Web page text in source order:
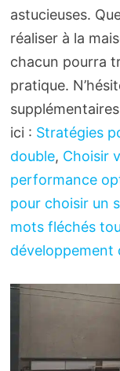
astucieuses.
réaliser à la
chacun pourra
pratique.
ici : Stratégies
double, Choisir
performance
pour choisir un
mots fléchés
développement